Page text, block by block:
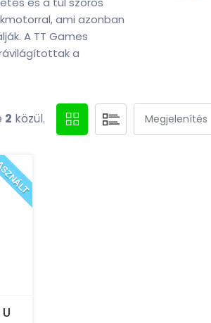
ami azonban
A TT Games
a
2 közül.